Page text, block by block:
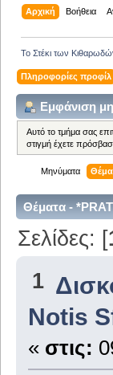
Αρχική Βοήθεια
Το Στέκι των
Πληροφορίες προφίλ
Εμφάνιση
Αυτό το τμήμα σας
στιγμή έχετε
Μηνύματα
Θέματα -
Σελίδες: [
1
Notis
« στις: